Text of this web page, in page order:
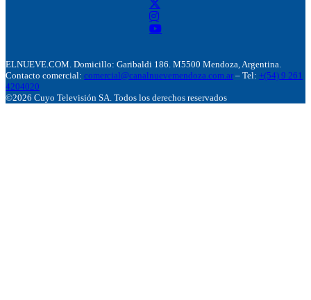
ELNUEVE.COM. Domicillo: Garibaldi 186. M5500 Mendoza, Argentina.
Contacto comercial: comercial@canalnuevemendoza.com.ar – Tel: +(54) 9 261
4204020
©2026 Cuyo Televisión SA. Todos los derechos reservados